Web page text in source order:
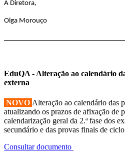
A Diretora,
Olga Morouço
EduQA - Alteração ao calendário
externa
NOVO Alteração ao calendário das
atualizando os prazos de afixação de
calendarização geral da 2.ª fase dos
secundário e das provas finais de
Consultar documento